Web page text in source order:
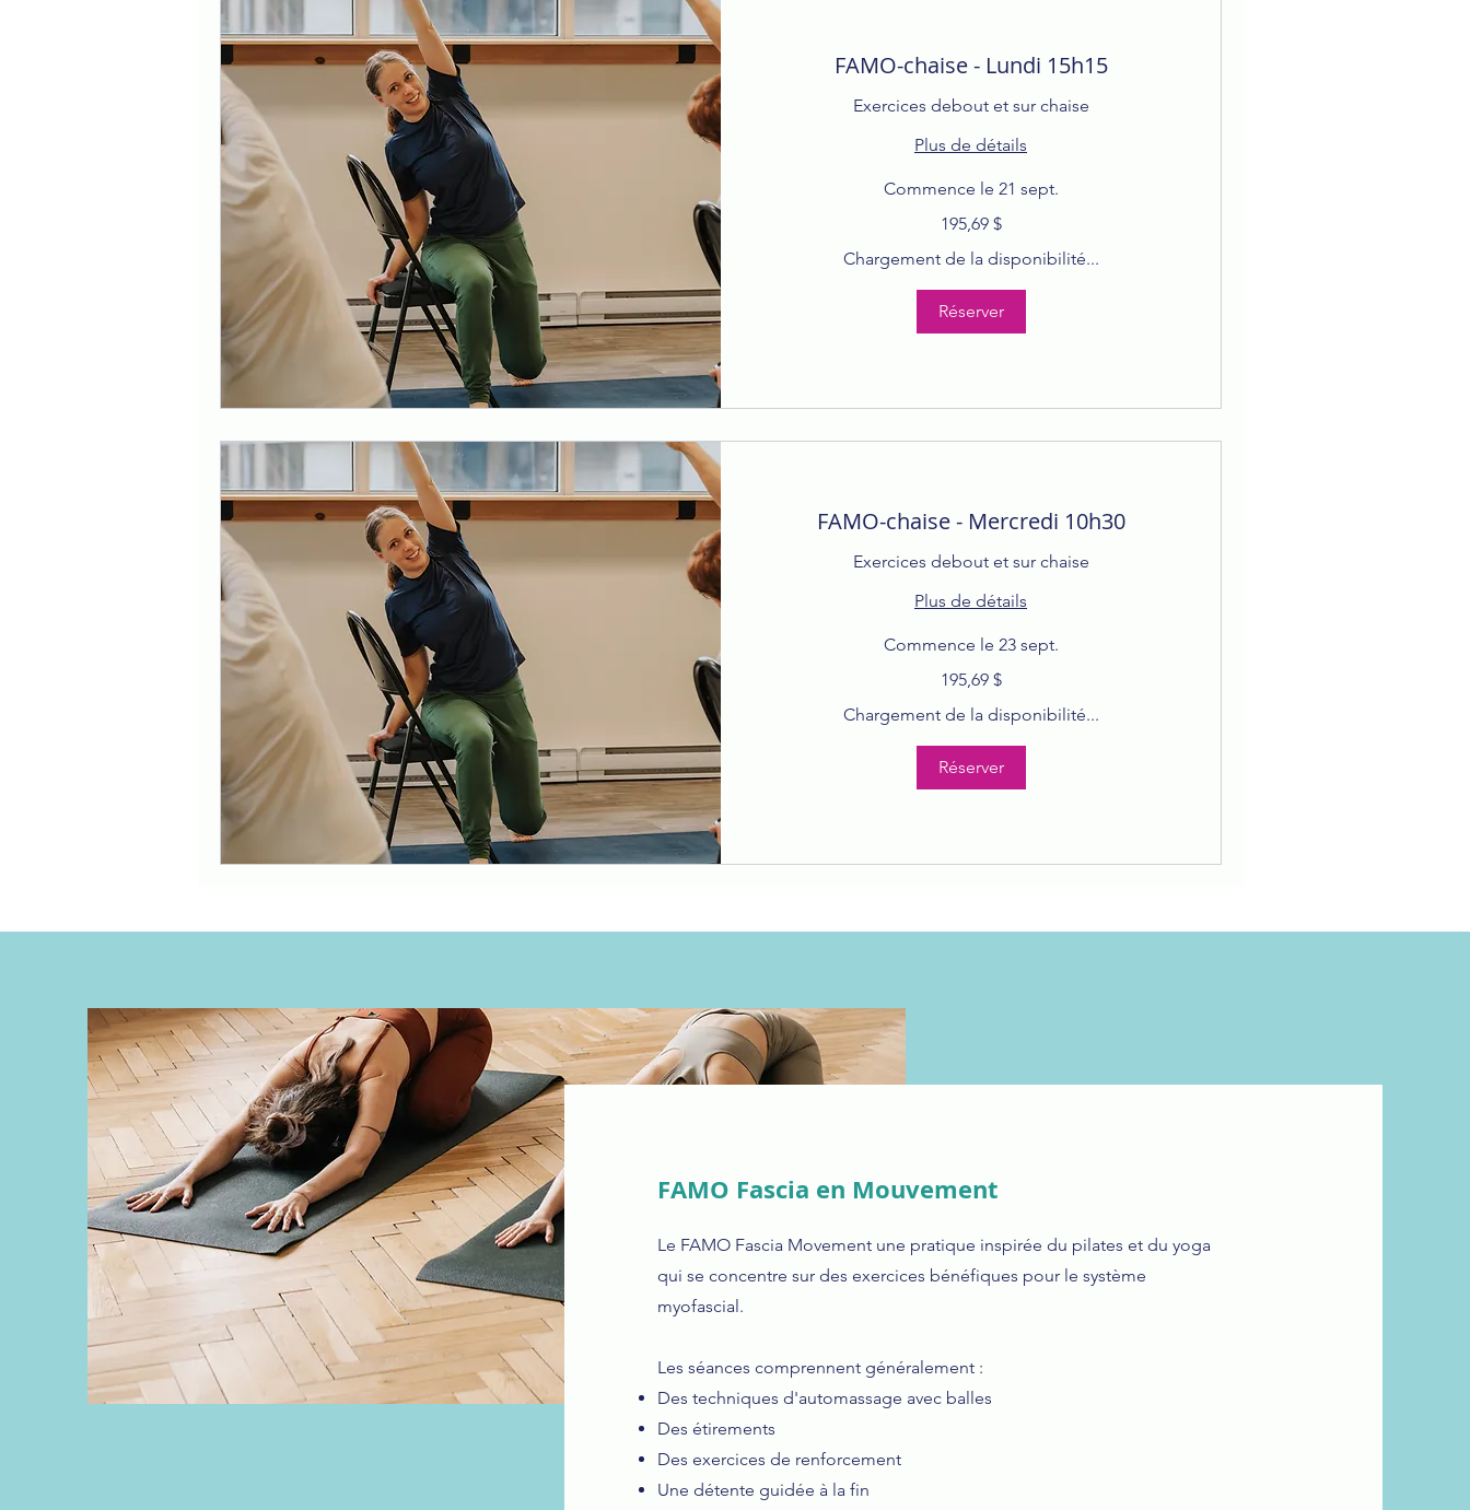
FAMO-chaise - Lundi 15h15
Exercices debout et sur chaise
Plus de détails
Commence le 21 sept.
195,69 $
Chargement de la disponibilité...
Réserver
FAMO-chaise - Mercredi 10h30
Exercices debout et sur chaise
Plus de détails
Commence le 23 sept.
195,69 $
Chargement de la disponibilité...
Réserver
FAMO Fascia en Mouvement
Le FAMO Fascia Movement une pratique inspirée du pilates et du yoga
qui se concentre sur des exercices bénéfiques pour le système
myofascial.
Les séances comprennent généralement :
Des techniques d'automassage avec balles
Des étirements
Des exercices de renforcement
Une détente guidée à la fin